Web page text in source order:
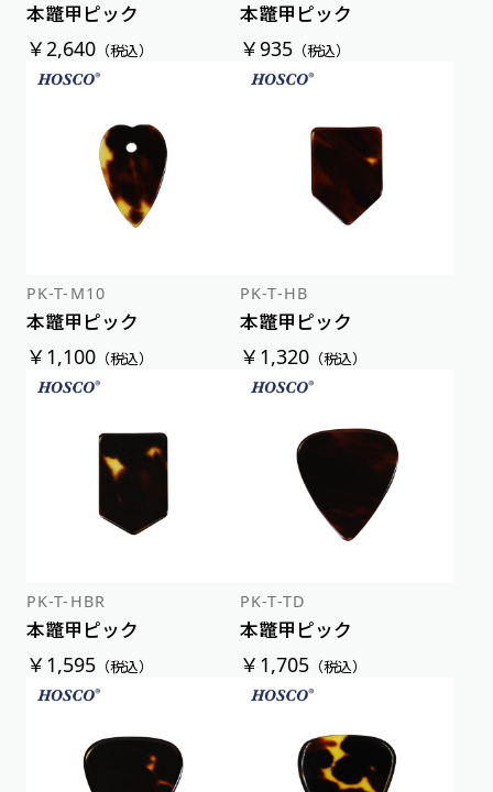
本鼈甲ピック
￥2,640（税込）
本鼈甲ピック
￥935 （税込）
PK-T-M10
本鼈甲ピック
￥1,100（税込）
PK-T-HB
本鼈甲ピック
￥1,320 （税込）
PK-T-HBR
本鼈甲ピック
￥1,595（税込）
PK-T-TD
本鼈甲ピック
￥1,705 （税込）